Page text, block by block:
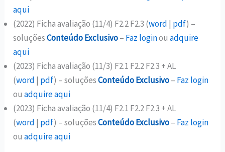
aqui
(2022) Ficha avaliação (11/4) F2.2 F2.3 (word | pdf) –
soluçõesConteúdo Exclusivo– Faz loginouadquire
aqui
(2023) Ficha avaliação (11/3) F2.1 F2.2 F2.3 + AL
(word | pdf) – soluçõesConteúdo Exclusivo– Faz login
ouadquire aqui
(2023) Ficha avaliação (11/4) F2.1 F2.2 F2.3 + AL
(word | pdf) – soluçõesConteúdo Exclusivo– Faz login
ouadquire aqui